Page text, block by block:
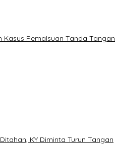
Pemalsuan Tanda Tangan
KY Diminta Turun Tangan